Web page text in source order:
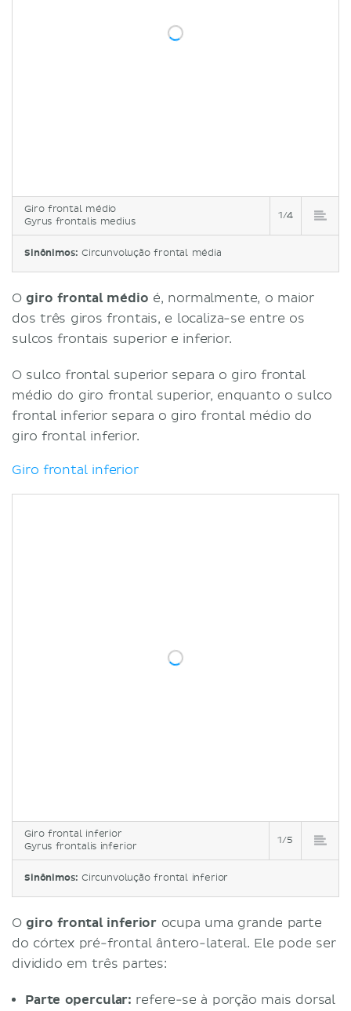
Giro frontal médio
Gyrus frontalis medius
1/4
Sinônimos: Circunvolução frontal média
Ogiro frontal médio é, normalmente, o maior
dos três giros frontais, e localiza-se entre os
sulcos frontais superior e inferior.
O sulco frontal superior separa o giro frontal
médio do giro frontal superior, enquanto o sulco
frontal inferior separa o giro frontal médio do
giro frontal inferior.
Giro frontal inferior
Giro frontal inferior
Gyrus frontalis inferior
1/5
Sinônimos: Circunvolução frontal inferior
Ogiro frontal inferior ocupa uma grande parte
do córtex pré-frontal ântero-lateral. Ele pode ser
dividido em três partes:
Parte opercular: refere-se à porção mais dorsal